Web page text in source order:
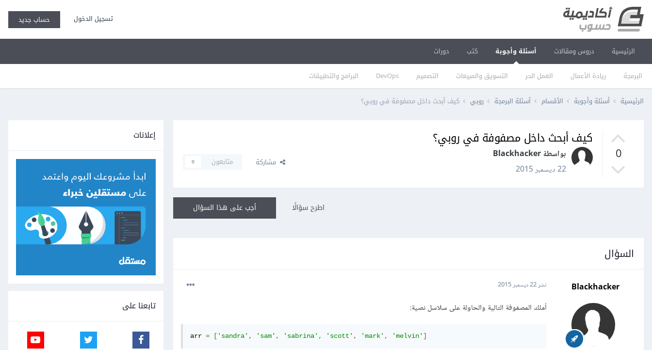
تسجيل الدخول حساب جديد
الرئيسية دروس ومقالات أسئلة وأجوبة
البرمجة ريادة الأعمال العمل الحر التسويق والمبيعات التصميم DevOps البرامج والتطبيقات
كتب دورات
الرئيسية أسئلة وأجوبة الأقسام أسئلة البرمجة روبي كيف أبحث داخل مصفوفة في روبي؟
0
كيف أبحث داخل مصفوفة في روبي؟
بواسطة Blackhacker
22 ديسمبر 2015
مشاركة متابعون 0
أجب على هذا السؤال اطرح سؤالًا
السؤال
Blackhacker نشر22 ديسمبر 2015
أملك المصفوفة التالية والحاولة على سلاسل نصية:
arr = [ 'sandra' , 'sam' , 'sabrina' , 'scott' , 'mark' , 'melvin' ]
إعلانات
تابعنا على